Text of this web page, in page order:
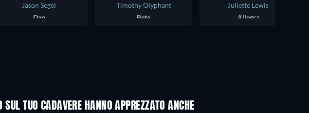
Jason Segel
Dan
Timothy Olyphant
Pete
Juliette Lewis
Allegra
SUL TUO CADAVERE HANNO APPREZZATO ANCHE